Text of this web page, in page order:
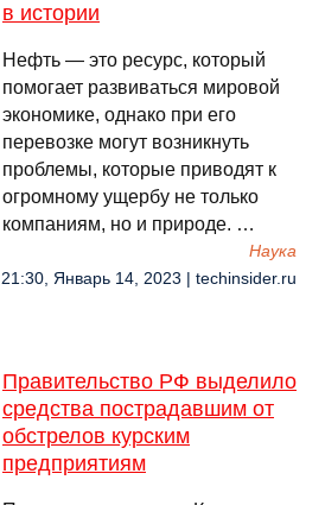
в истории
Нефть — это ресурс, который
помогает развиваться мировой
экономике, однако при его
перевозке могут возникнуть
проблемы, которые приводят к
огромному ущербу не только
компаниям, но и природе. …
Наука
21:30, Январь 14, 2023 | techinsider.ru
Правительство РФ выделило
средства пострадавшим от
обстрелов курским
предприятиям